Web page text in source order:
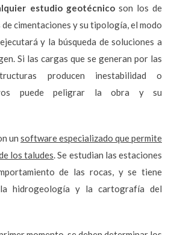
estudio geotécnicoson los de
cimentaciones y su tipología, el modo
y la búsqueda de soluciones a
Si las cargas que se generan por las
producen inestabilidad o
puede peligrar la obra y su
un software especializado que permite
los taludes. Se estudian las estaciones
de las rocas, y se tiene
hidrogeología y la cartografía del